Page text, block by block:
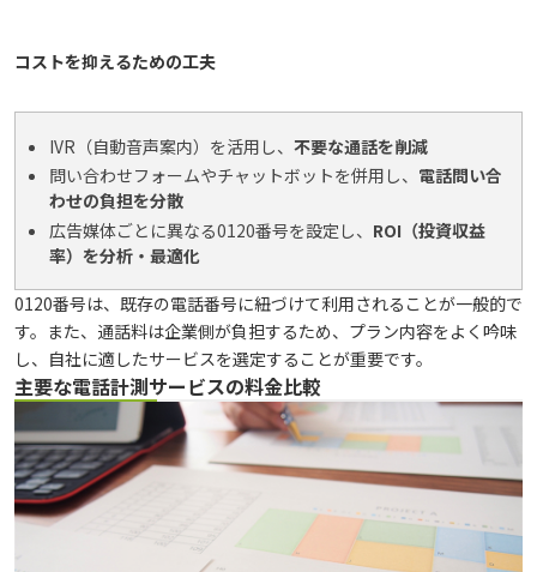
コストを抑えるための工夫
IVR（自動音声案内）を活用し、 不要な通話を削減
問い合わせフォームやチャットボットを併用し、 電話問い合
わせの負担を分散
広告媒体ごとに異なる0120番号を設定し、 ROI（投資収益
率）を分析・最適化
0120番号は、既存の電話番号に紐づけて利用されることが一般的で
す。また、通話料は企業側が負担するため、プラン内容をよく吟味
し、自社に適したサービスを選定することが重要です。
主要な電話計測サービスの料金比較